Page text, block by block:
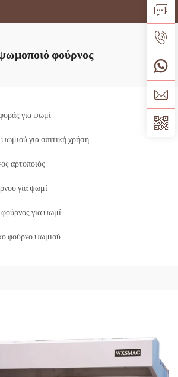
φούρνος
για ψωμί
για σπιτική χρήση
αρτοποιός
για ψωμί
για ψωμί
φούρνο ψωμιού